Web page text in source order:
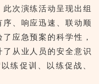
次演练活动呈现出组
、响应迅速、联动顺
应急预案的科学性，
从业人员的安全意识
练促训、以练促战、